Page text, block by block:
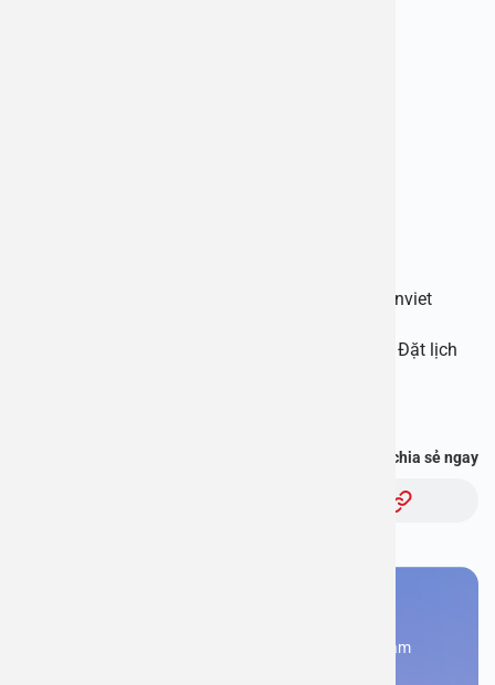
Fanpage: https://www.facebook.com/benhvienanviet
Tải APP Bệnh viện An Việt để “Tra cứu kết quả – Đặt lịch
Bạn thấy thông tin này hữu ích, chia sẻ ngay
Đăng kí ngay để được các chuyên gia tư vấn và khám